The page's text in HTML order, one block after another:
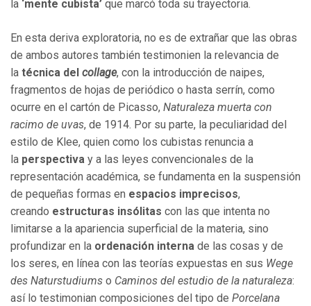
la ‘mente cubista’ que marcó toda su trayectoria.
En esta deriva exploratoria, no es de extrañar que las obras
de ambos autores también testimonien la relevancia de
la técnica del collage, con la introducción de naipes,
fragmentos de hojas de periódico o hasta serrín, como
ocurre en el cartón de Picasso, Naturaleza muerta con
racimo de uvas, de 1914. Por su parte, la peculiaridad del
estilo de Klee, quien como los cubistas renuncia a
la perspectiva y a las leyes convencionales de la
representación académica, se fundamenta en la suspensión
de pequeñas formas en espacios imprecisos,
creando estructuras insólitas con las que intenta no
limitarse a la apariencia superficial de la materia, sino
profundizar en la ordenación interna de las cosas y de
los seres, en línea con las teorías expuestas en sus Wege
des Naturstudiums o Caminos del estudio de la naturaleza:
así lo testimonian composiciones del tipo de Porcelana